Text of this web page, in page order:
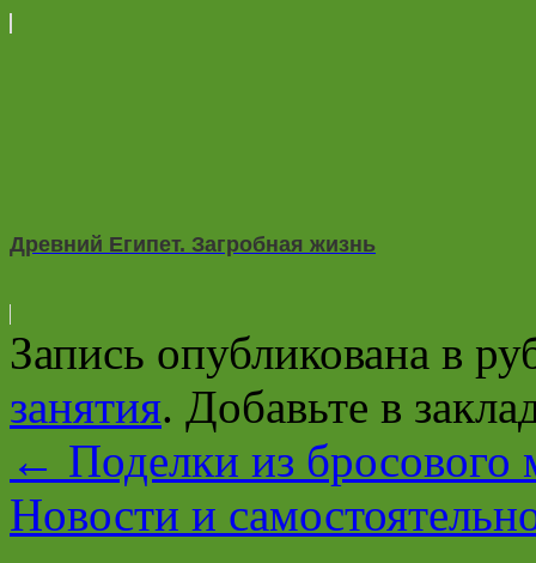
Древний Египет. Загробная жизнь
Запись опубликована в
занятия. Добавьте в
← Поделки из бросового
Новости и